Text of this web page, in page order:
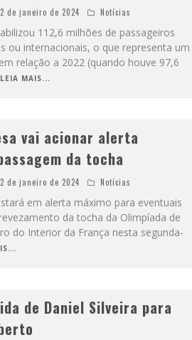
de janeiro de 2024 Notícias
112,6 milhões de passageiros
ou internacionais, o que representa um
relação a 2022 (quando houve 97,6
LEIA MAIS...
vai acionar alerta
da tocha
de janeiro de 2024 Notícias
em alerta máximo para eventuais
da tocha da Olimpíada de
do Interior da França nesta segunda-
de Daniel Silveira para